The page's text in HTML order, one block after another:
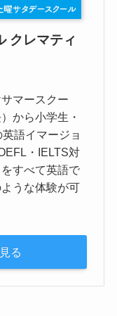
クレマティ
マースクー
から小学生・
語イマージョ
・IELTS対
すべて英語で
うな体験が可
る